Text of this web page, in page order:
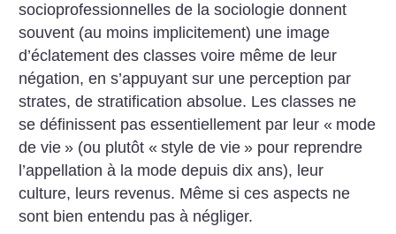
socioprofessionnelles de la sociologie donnent
souvent (au moins implicitement) une image
d’éclatement des classes voire même de leur
négation, en s’appuyant sur une perception par
strates, de stratification absolue. Les classes ne
se définissent pas essentiellement par leur « mode
de vie » (ou plutôt « style de vie » pour reprendre
l’appellation à la mode depuis dix ans), leur
culture, leurs revenus. Même si ces aspects ne
sont bien entendu pas à négliger.